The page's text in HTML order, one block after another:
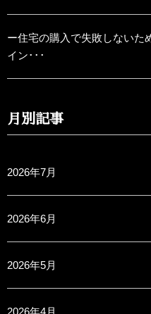
ー住宅の購入で失敗しないた
イン･･･
月別記事
2026年7月
2026年6月
2026年5月
2026年4月